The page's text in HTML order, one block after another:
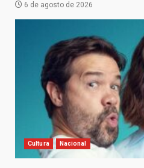
6 de agosto de 2026
Cultura Nacional